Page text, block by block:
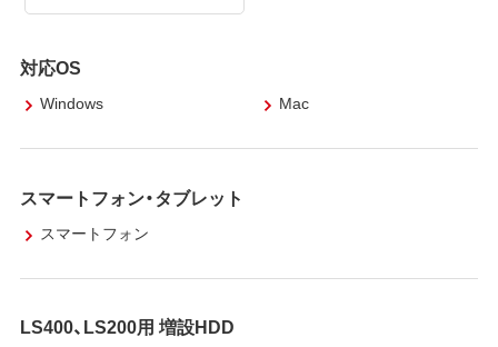
対応OS
Windows Mac
スマートフォン・タブレット
スマートフォン
LS400、LS200用 増設HDD